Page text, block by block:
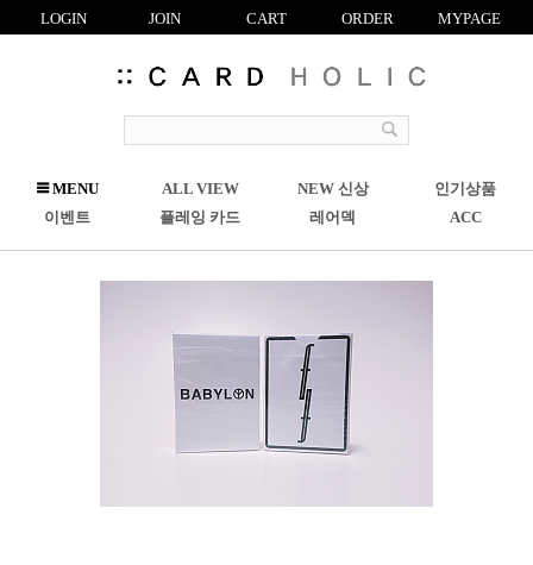
LOGIN JOIN CART ORDER MYPAGE
R
CMENU ALL VIEW NEW 신상
인기상품
이벤트
플레잉 카드 레어덱 ACC